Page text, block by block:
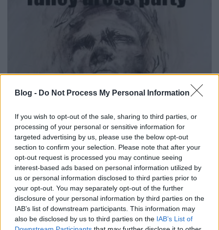
Blog - Do Not Process My Personal Information
If you wish to opt-out of the sale, sharing to third parties, or
processing of your personal or sensitive information for
targeted advertising by us, please use the below opt-out
section to confirm your selection. Please note that after your
opt-out request is processed you may continue seeing
interest-based ads based on personal information utilized by
us or personal information disclosed to third parties prior to
your opt-out. You may separately opt-out of the further
disclosure of your personal information by third parties on the
IAB’s list of downstream participants. This information may
also be disclosed by us to third parties on the IAB’s List of
Fancy Dress Party:Letting Things Go(magánkiadás,
2012)
Tavaly a lo-fi hálószobapop volt a menő, idén pedig
egy ideig úgy tűnt, a nyolcvanas-kilencvenes évek
érzékeny énekes-dalszerzői előtt tisztelgő sickpop